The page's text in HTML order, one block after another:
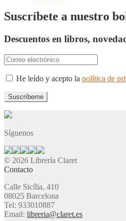
Suscríbete a nuestro
Descuentos en libros,
He leído y acepto la política de
Síguenos
© 2026 Librería Claret
Contacto
Calle Sicília, 410
08025 Barcelona
Tel: 933010887
Email: libreria@claret.es